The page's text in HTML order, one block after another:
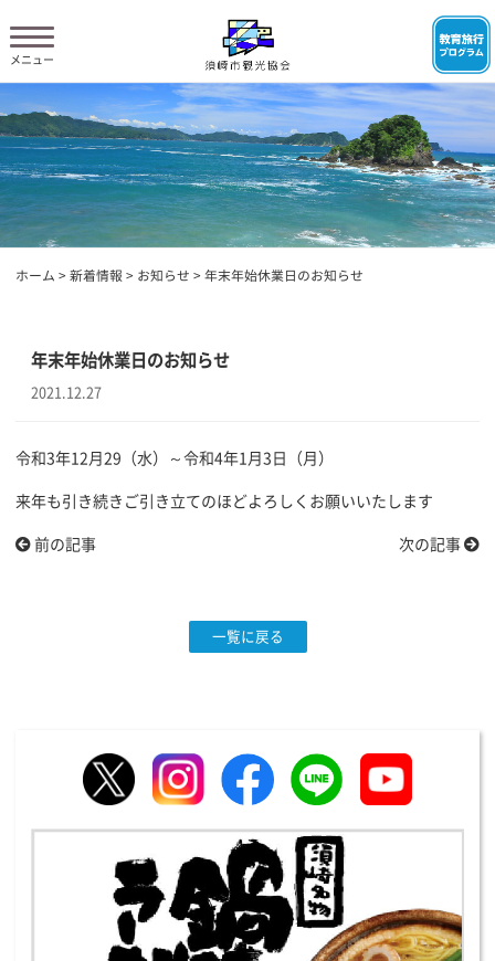
ホーム > 新着情報 > お知らせ > 年末年始休業日のお知らせ
年末年始休業日のお知らせ
2021.12.27
令和3年12月29（水）～令和4年1月3日（月）
来年も引き続きご引き立てのほどよろしくお願いいたします
前の記事 次の記事
一覧に戻る